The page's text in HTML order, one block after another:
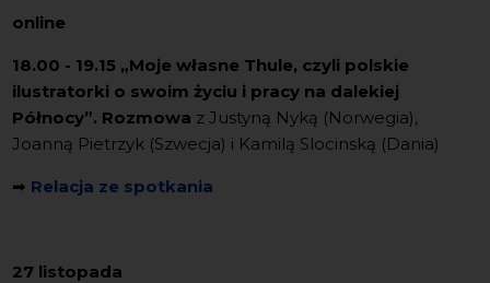
online
18.00 - 19.15 „Moje własne Thule, czyli polskie
ilustratorki o swoim życiu i pracy na dalekiej
Północy”. Rozmowa z Justyną Nyką (Norwegia),
Joanną Pietrzyk (Szwecja) i Kamilą Slocinską (Dania)
➡ Relacja ze spotkania
27 listopada